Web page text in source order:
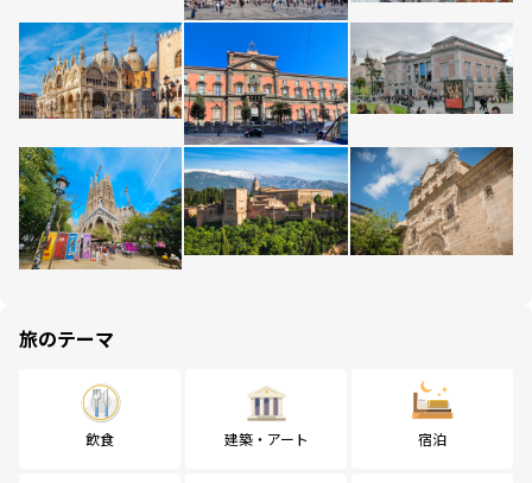
旅のテーマ
飲食 建築・アート 宿泊